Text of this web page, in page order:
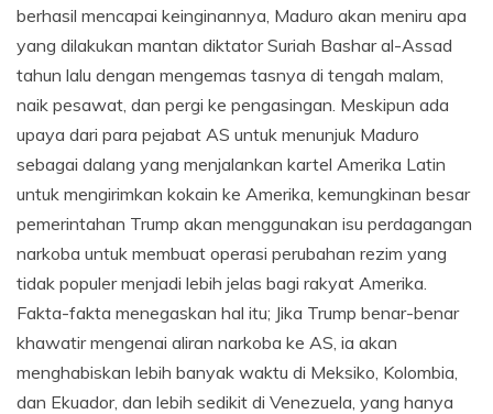
berhasil mencapai keinginannya, Maduro akan meniru apa
yang dilakukan mantan diktator Suriah Bashar al-Assad
tahun lalu dengan mengemas tasnya di tengah malam,
naik pesawat, dan pergi ke pengasingan. Meskipun ada
upaya dari para pejabat AS untuk menunjuk Maduro
sebagai dalang yang menjalankan kartel Amerika Latin
untuk mengirimkan kokain ke Amerika, kemungkinan besar
pemerintahan Trump akan menggunakan isu perdagangan
narkoba untuk membuat operasi perubahan rezim yang
tidak populer menjadi lebih jelas bagi rakyat Amerika.
Fakta-fakta menegaskan hal itu; Jika Trump benar-benar
khawatir mengenai aliran narkoba ke AS, ia akan
menghabiskan lebih banyak waktu di Meksiko, Kolombia,
dan Ekuador, dan lebih sedikit di Venezuela, yang hanya